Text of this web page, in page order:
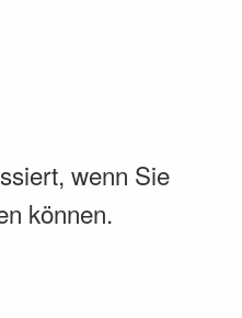
wenn Sie
können.